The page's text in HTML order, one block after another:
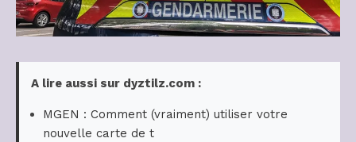
A lire aussi sur dyztilz.com :
MGEN : Comment (vraiment) utiliser votre
nouvelle carte de t